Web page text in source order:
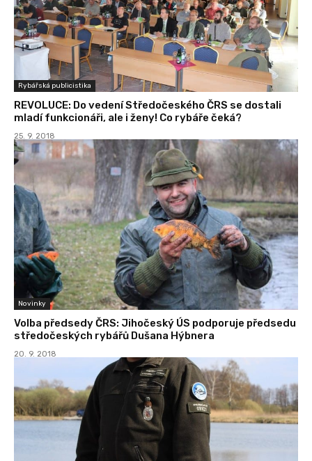
Rybářská publicistika
REVOLUCE: Do vedení Středočeského ČRS se dostali
mladí funkcionáři, ale i ženy! Co rybáře čeká?
25. 9. 2018
Novinky
Volba předsedy ČRS: Jihočeský ÚS podporuje předsedu
středočeských rybářů Dušana Hýbnera
20. 9. 2018